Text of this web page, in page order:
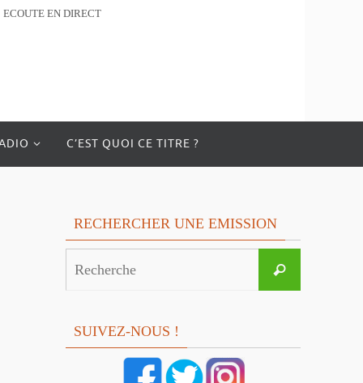
ECOUTE EN DIRECT
C’EST QUOI CE TITRE ?
RECHERCHER UNE EMISSION
Recherche
SUIVEZ-NOUS !